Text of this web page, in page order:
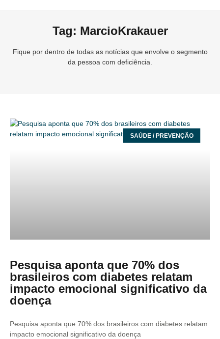
Tag: MarcioKrakauer
Fique por dentro de todas as notícias que envolve o segmento
da pessoa com deficiência.
SAÚDE / PREVENÇÃO
Pesquisa aponta que 70% dos
brasileiros com diabetes relatam
impacto emocional significativo da
doença
Pesquisa aponta que 70% dos brasileiros com diabetes relatam
impacto emocional significativo da doença